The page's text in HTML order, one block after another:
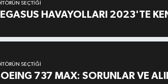
SEÇTIĞI
HAVAYOLLARI 2023'TE
SEÇTIĞI
737 MAX: SORUNLAR VE